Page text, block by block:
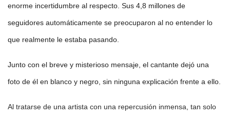
enorme incertidumbre al respecto. Sus 4,8 millones de
seguidores automáticamente se preocuparon al no entender lo
que realmente le estaba pasando.
Junto con el breve y misterioso mensaje, el cantante dejó una
foto de él en blanco y negro, sin ninguna explicación frente a ello.
Al tratarse de una artista con una repercusión inmensa, tan solo